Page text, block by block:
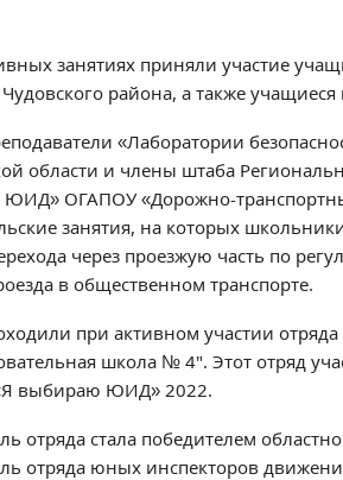
занятиях приняли участие
района, а также
«Лаборатории
области и члены штаба
ЮИД» ОГАПОУ «Дорожно-
занятия, на которых
через проезжую часть по
в общественном транспорте.
при активном участии
школа № 4". Этот отряд
выбираю ЮИД» 2022.
отряда стала победителем
отряда юных инспекторов